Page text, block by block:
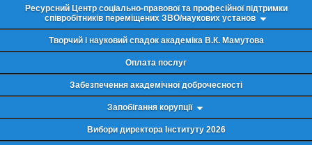
Ресурсний Центр соціально-правової та професійної підтримки
співробітників переміщених ЗВО/наукових установ
Творчий і науковий спадок академіка В.К. Мамутова
Оплата послуг
Забезпечення академічної доброчесності
Запобігання корупції
Вибори директора Інституту 2026